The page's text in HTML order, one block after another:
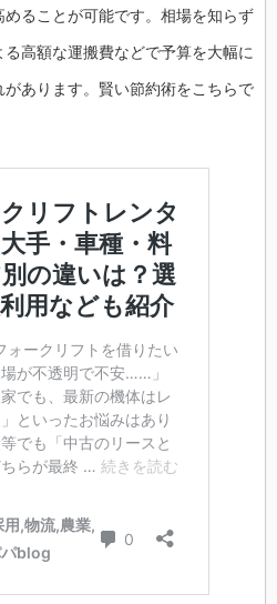
ることが可能です。相場を知らず
高額な運搬費などで予算を大幅に
あります。賢い節約術をこちらで